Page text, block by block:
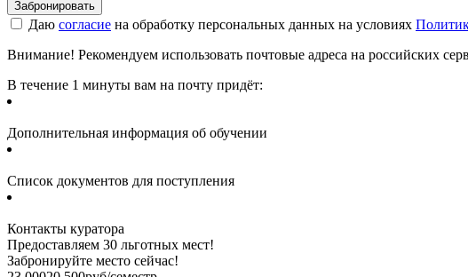
Даю согласие на обработку персональных данных на условиях
Внимание! Рекомендуем использовать почтовые адреса на российских
В течение 1 минуты вам на почту придёт:
Дополнительная информация об обучении
Список документов для поступления
Контакты куратора
Предоставляем 30 льготных мест!
Забронируйте место сейчас!